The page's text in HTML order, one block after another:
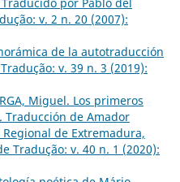
v. 2 n. 20 (2007):
de la autotraducción
v. 39 n. 3 (2019):
Miguel. Los primeros
Traducción de Amador
de Extremadura,
Tradução: v. 40 n. 1 (2020):